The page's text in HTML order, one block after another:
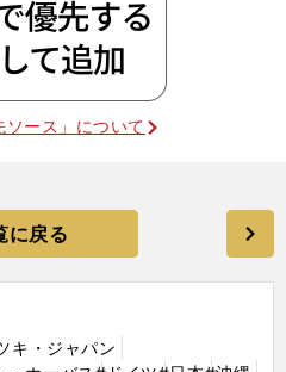
ース」について
に戻る
キ・ジャパン